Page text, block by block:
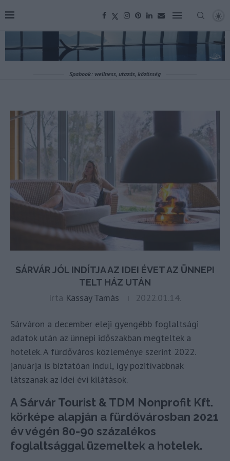
Spabook: wellness, utazás, közösség
SÁRVÁR JÓL INDÍTJA AZ IDEI ÉVET AZ ÜNNEPI
TELT HÁZ UTÁN
írta Kassay Tamás 2022.01.14.
Sárváron a december eleji gyengébb foglaltsági
adatok után az ünnepi időszakban megteltek a
hotelek. A fürdőváros közleménye szerint 2022.
januárja is biztatóan indul, így pozitívabbnak
látszanak az idei évi kilátások.
A Sárvár Tourist & TDM Nonprofit Kft.
körképe alapján a fürdővárosban 2021
év végén 80-90 százalékos
foglaltsággal üzemeltek a hotelek.